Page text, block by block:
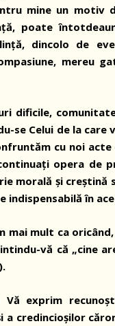
mine un motiv
poate
dincolo de
mereu
dificile,
se Celui de la care
cu noi
opera de
morală și creștină
indispensabilă în
mai mult ca
vă că „cine
exprim
a credincioșilor